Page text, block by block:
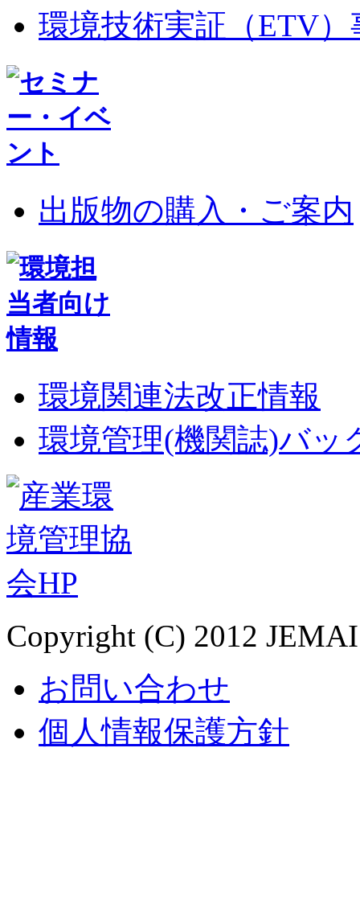
環境技術実証（ETV
出版物の購入・ご案内
環境関連法改正情報
環境管理(機関誌)バ
Copyright (C) 2012
お問い合わせ
個人情報保護方針